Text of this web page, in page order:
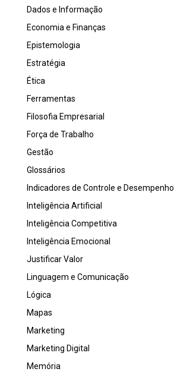
Dados e Informação
Economia e Finanças
Epistemologia
Estratégia
Ética
Ferramentas
Filosofia Empresarial
Força de Trabalho
Gestão
Glossários
Indicadores de Controle e Desempenho
Inteligência Artificial
Inteligência Competitiva
Inteligência Emocional
Justificar Valor
Linguagem e Comunicação
Lógica
Mapas
Marketing
Marketing Digital
Memória